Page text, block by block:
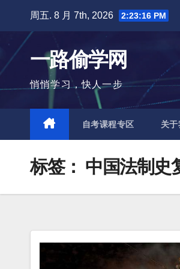
容
周五. 8 月 7th, 2026 2:23:17 PM
一路偷学网
悄悄学习，快人一步
自考课程专区 关于
标签： 中国法制史